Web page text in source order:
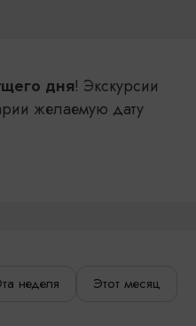
дня! Экскурсии
желаемую дату
неделя Этот месяц